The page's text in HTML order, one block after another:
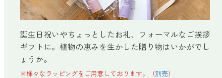
誕生日祝いやちょっとしたお礼、フォーマルなご挨拶
ギフトに。植物の恵みを生かした贈り物はいかがでし
ょうか。
※様々なラッピングをご用意しております。（別売）